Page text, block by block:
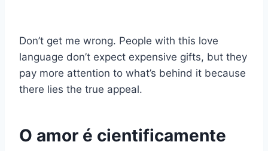
Don’t get me wrong. People with this love
language don’t expect expensive gifts, but they
pay more attention to what’s behind it because
there lies the true appeal.
O amor é cientificamente